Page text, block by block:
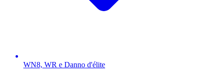
WN8, WR e Danno d'élite